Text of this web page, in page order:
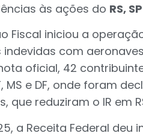
às ações do RS,
Fiscal iniciou a
com
nota oficial, 42
MS e DF, onde foram
que reduziram o IR em
a Receita Federal deu